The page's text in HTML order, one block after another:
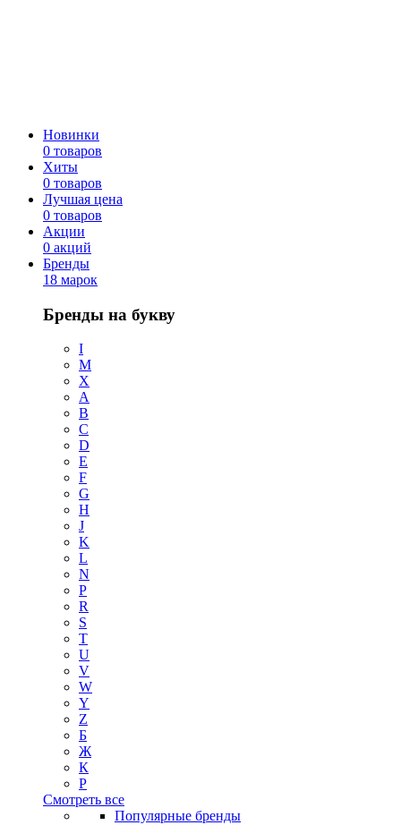
Новинки
0 товаров
Хиты
0 товаров
Лучшая цена
0 товаров
Акции
0 акций
Бренды
18 марок
Бренды на букву
I
M
X
A
B
C
D
E
F
G
H
J
K
L
N
P
R
S
T
U
V
W
Y
Z
Б
Ж
К
Р
Смотреть все
Популярные бренды